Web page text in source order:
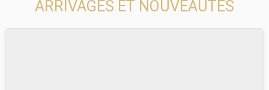
ARRIVAGES ET NOUVEAUTES